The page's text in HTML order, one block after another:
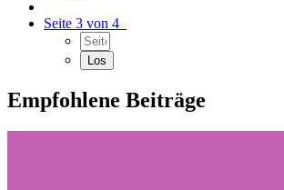
Seite 3 von 4
Empfohlene Beiträge